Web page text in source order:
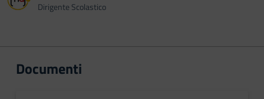
Dirigente Scolastico
Documenti